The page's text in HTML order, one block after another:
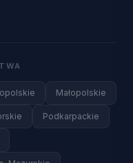
Małopolskie
Podkarpackie